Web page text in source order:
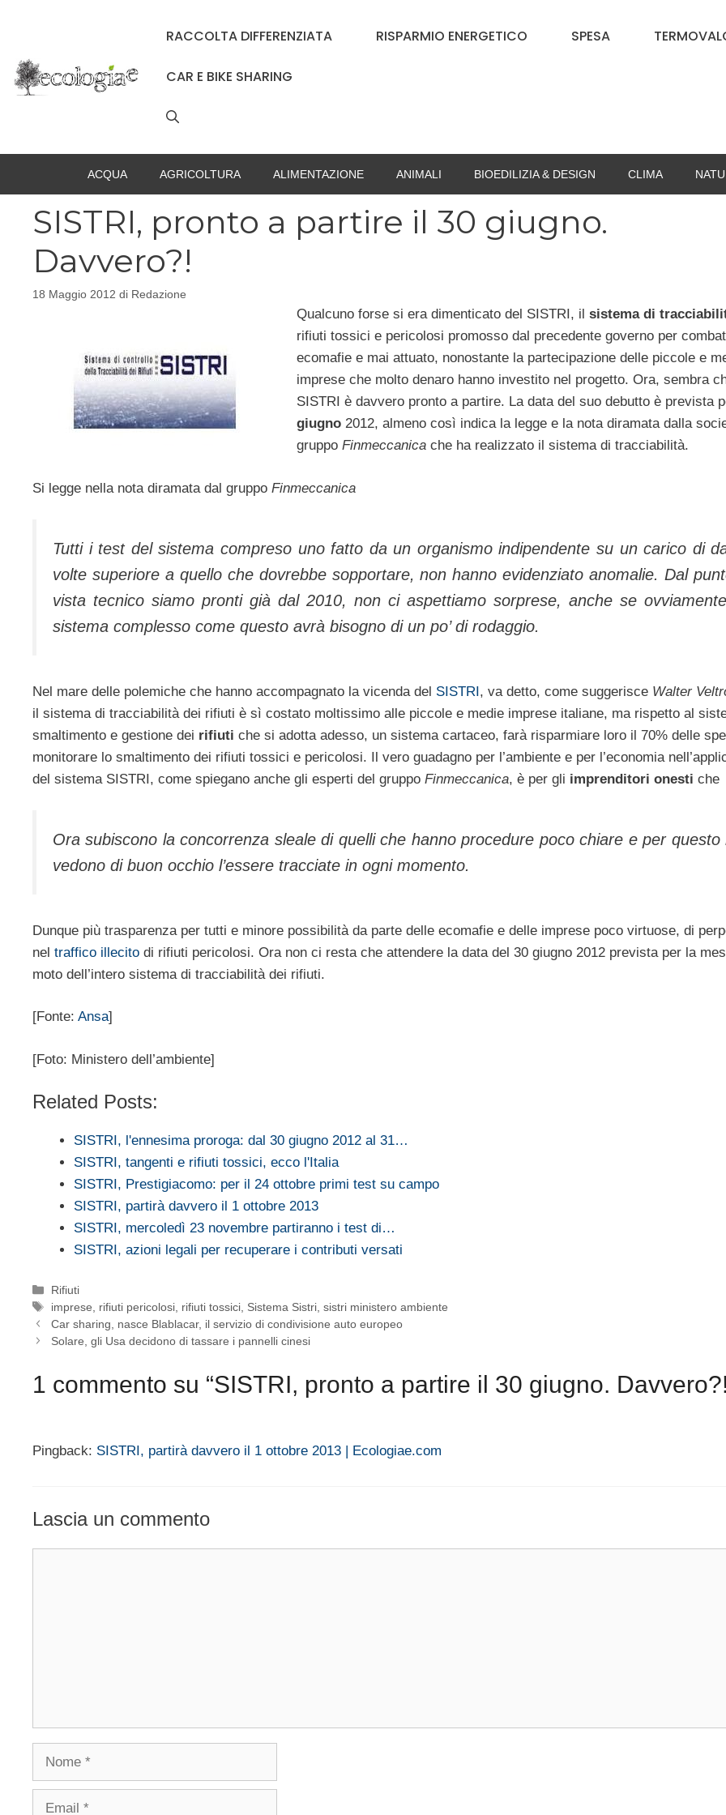
RACCOLTA DIFFERENZIATA RISPARMIO ENERGETICO SPESA
CAR E BIKE SHARING
ACQUA AGRICOLTURA ALIMENTAZIONE ANIMALI BIOEDILIZIA & DESIGN CLIMA
SISTRI, pronto a partire il 30 giugno.
Davvero?!
18 Maggio 2012 di Redazione
Qualcuno forse si era dimenticato del SISTRI, il sistema di
rifiuti tossici e pericolosi promosso dal precedente governo per
ecomafie e mai attuato, nonostante la partecipazione delle piccole e
imprese che molto denaro hanno investito nel progetto. Ora, sembra
SISTRI è davvero pronto a partire. La data del suo debutto è prevista
giugno2012, almeno così indica la legge e la nota diramata dalla
gruppo Finmeccanicache ha realizzato il sistema di tracciabilità.
Si legge nella nota diramata dal gruppo Finmeccanica
Tutti i test del sistema compreso uno fatto da un organismo indipendente su un carico di
volte superiore a quello che dovrebbe sopportare, non hanno evidenziato anomalie. Dal
vista tecnico siamo pronti già dal 2010, non ci aspettiamo sorprese, anche se
sistema complesso come questo avrà bisogno di un po’ di rodaggio.
Nel mare delle polemiche che hanno accompagnato la vicenda del SISTRI, va detto, come suggerisce Walter
il sistema di tracciabilità dei rifiuti è sì costato moltissimo alle piccole e medie imprese italiane, ma rispetto al
smaltimento e gestione dei rifiuti che si adotta adesso, un sistema cartaceo, farà risparmiare loro il 70% delle
monitorare lo smaltimento dei rifiuti tossici e pericolosi. Il vero guadagno per l’ambiente e per l’economia
del sistema SISTRI, come spiegano anche gli esperti del gruppo Finmeccanica, è per gli imprenditori onesti che
Ora subiscono la concorrenza sleale di quelli che hanno procedure poco chiare e per questo
vedono di buon occhio l’essere tracciate in ogni momento.
Dunque più trasparenza per tutti e minore possibilità da parte delle ecomafie e delle imprese poco virtuose, di
nel traffico illecito di rifiuti pericolosi. Ora non ci resta che attendere la data del 30 giugno 2012 prevista per la
moto dell’intero sistema di tracciabilità dei rifiuti.
[Fonte: Ansa]
[Foto: Ministero dell’ambiente]
Related Posts:
SISTRI, l'ennesima proroga: dal 30 giugno 2012 al 31…
SISTRI, tangenti e rifiuti tossici, ecco l'Italia
SISTRI, Prestigiacomo: per il 24 ottobre primi test su campo
SISTRI, partirà davvero il 1 ottobre 2013
SISTRI, mercoledì 23 novembre partiranno i test di…
SISTRI, azioni legali per recuperare i contributi versati
Categorie
Rifiuti
Tag
imprese rifiuti pericolosi rifiuti tossici Sistema Sistri ,sistri ministero ambiente
Car sharing, nasce Blablacar, il servizio di condivisione auto europeo
Solare, gli Usa decidono di tassare i pannelli cinesi
1 commento su “SISTRI, pronto a partire il 30 giugno.
Pingback: SISTRI, partirà davvero il 1 ottobre 2013 | Ecologiae.com
Lascia un commento
Nome
Email